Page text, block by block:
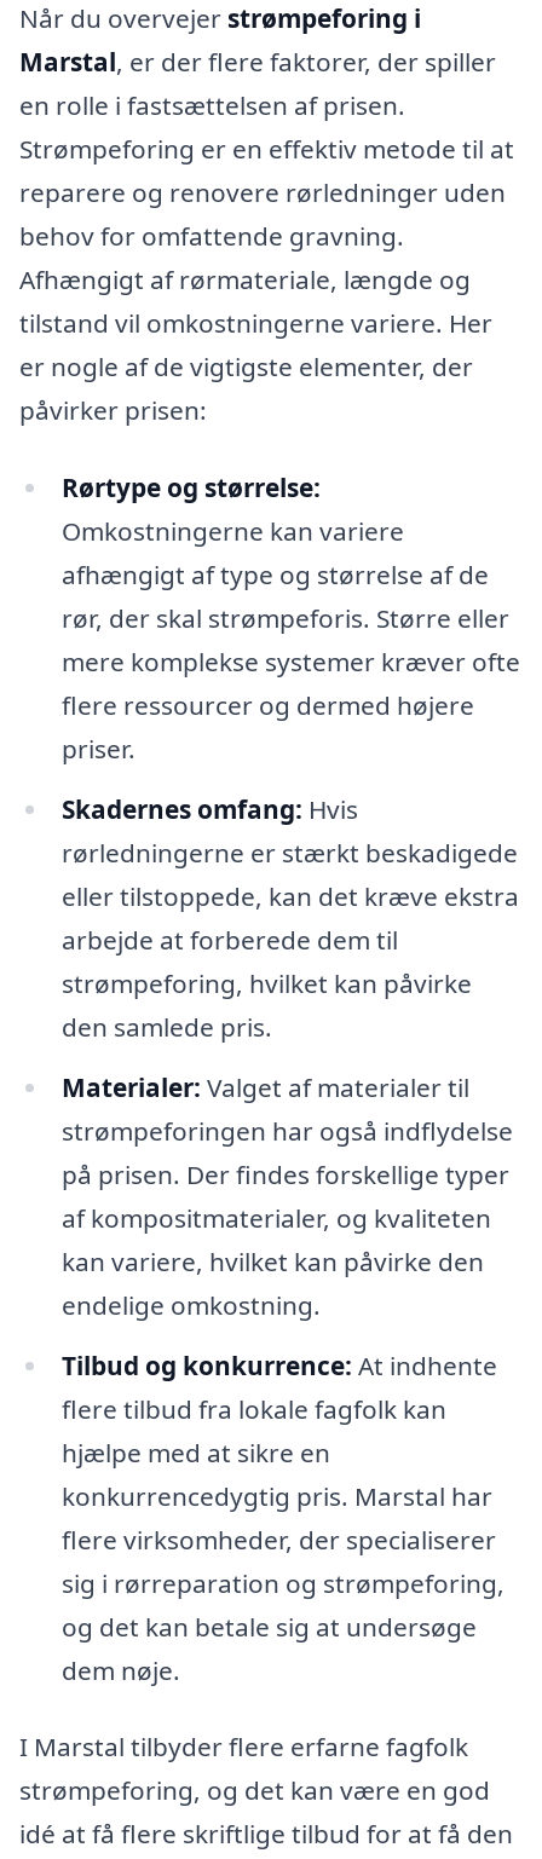
Når du overvejer strømpeforing i
Marstal, er der flere faktorer, der spiller
en rolle i fastsættelsen af prisen.
Strømpeforing er en effektiv metode til at
reparere og renovere rørledninger uden
behov for omfattende gravning.
Afhængigt af rørmateriale, længde og
tilstand vil omkostningerne variere. Her
er nogle af de vigtigste elementer, der
påvirker prisen:
Rørtype og størrelse:
Omkostningerne kan variere
afhængigt af type og størrelse af de
rør, der skal strømpeforis. Større eller
mere komplekse systemer kræver ofte
flere ressourcer og dermed højere
priser.
Skadernes omfang: Hvis
rørledningerne er stærkt beskadigede
eller tilstoppede, kan det kræve ekstra
arbejde at forberede dem til
strømpeforing, hvilket kan påvirke
den samlede pris.
Materialer: Valget af materialer til
strømpeforingen har også indflydelse
på prisen. Der findes forskellige typer
af kompositmaterialer, og kvaliteten
kan variere, hvilket kan påvirke den
endelige omkostning.
Tilbud og konkurrence: At indhente
flere tilbud fra lokale fagfolk kan
hjælpe med at sikre en
konkurrencedygtig pris. Marstal har
flere virksomheder, der specialiserer
sig i rørreparation og strømpeforing,
og det kan betale sig at undersøge
dem nøje.
I Marstal tilbyder flere erfarne fagfolk
strømpeforing, og det kan være en god
idé at få flere skriftlige tilbud for at få den